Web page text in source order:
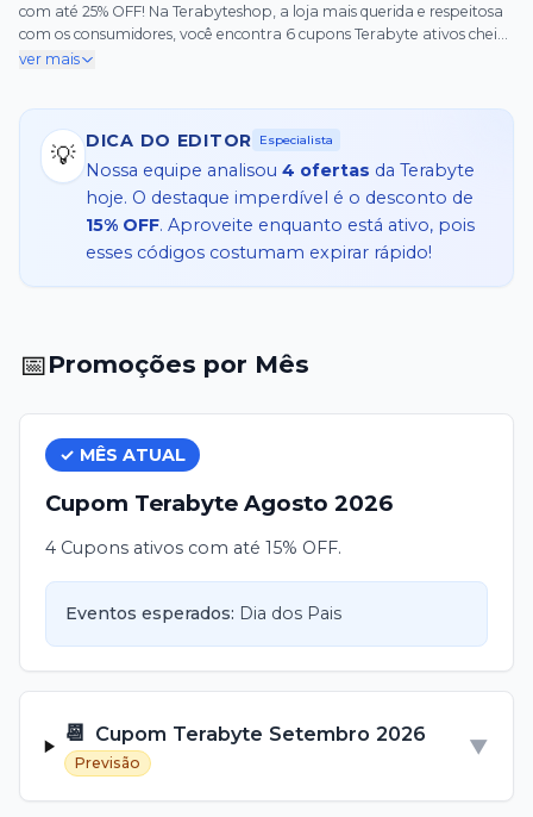
com até 25% OFF! Na Terabyteshop, a loja mais querida e respeitosa
com os consumidores, você encontra 6 cupons Terabyte ativos cheios
de vantagens incríveis. Aproveite o cupom Terabyte para frete grátis
gamers quando sua compra ultrapassar val
ver mais
💡
DICA DO EDITOR Especialista
Nossa equipe analisou 4 ofertas da Terabyte
hoje. O destaque imperdível é o desconto de
15% OFF. Aproveite enquanto está ativo, pois
esses códigos costumam expirar rápido!
📅Promoções por Mês
✓ MÊS ATUAL
Cupom Terabyte Agosto 2026
4 Cupons ativos com até 15% OFF.
Eventos esperados: Dia dos Pais
📆 Cupom Terabyte Setembro 2026
Previsão
▼